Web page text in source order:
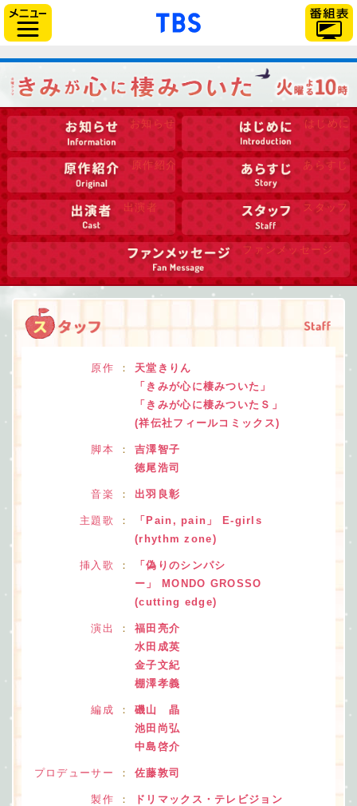
「TBSテレビ」トップページ
お知らせ はじめに
原作紹介 あらすじ
出演者 スタッフ
ファンメッセージ
原作 ：
天堂きりん
「きみが心に棲みついた」
「きみが心に棲みついたＳ」
(祥伝社フィールコミックス)
脚本 ：
吉澤智子
徳尾浩司
音楽 ： 出羽良彰
主題歌 ：
「Pain, pain」 E-girls
(rhythm zone)
挿入歌 ：
「偽りのシンパシ
ー」 MONDO GROSSO
(cutting edge)
演出 ：
福田亮介
水田成英
金子文紀
棚澤孝義
編成 ：
磯山 晶
池田尚弘
中島啓介
プロデューサー ： 佐藤敦司
製作 ：
ドリマックス・テレビジョン